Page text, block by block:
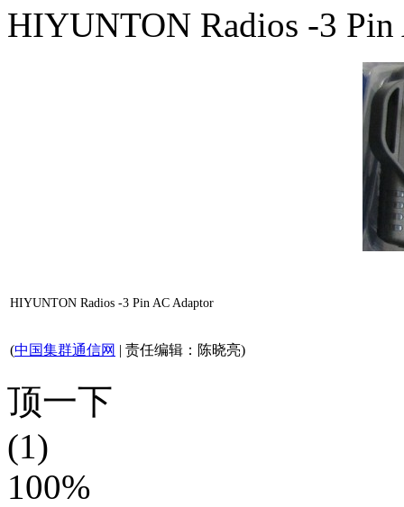
HIYUNTON Radios -3 Pin
HIYUNTON Radios -3 Pin AC Adaptor
(中国集群通信网 | 责任编辑：陈晓亮)
顶一下
(1)
100%